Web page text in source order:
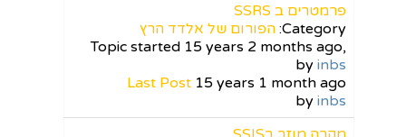
פרמטרים ב SSRS
Category: הפורום של אלדד הרץ
Topic started 15 years 2 months ago,
by inbs
Last Post 15 years 1 month ago
by inbs